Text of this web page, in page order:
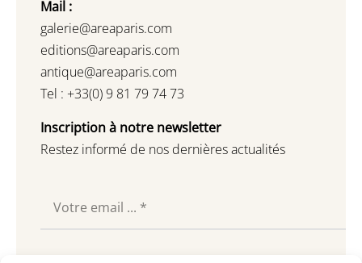
Mail :
galerie@areaparis.com
editions@areaparis.com
antique@areaparis.com
Tel : +33(0) 9 81 79 74 73
Inscription à notre newsletter
Restez informé de nos dernières actualités